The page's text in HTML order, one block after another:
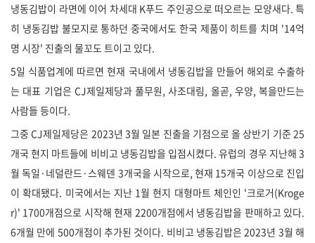
냉동김밥이 라면에 이어 차세대 K푸드 주인공으로 떠오르는 모양새다. 특
히 냉동김밥 불모지로 통하던 중국에서도 한국 제품이 히트를 치며 '14억
명 시장' 진출의 물꼬도 트이고 있다.
5일 식품업계에 따르면 현재 국내에서 냉동김밥을 만들어 해외로 수출하
는 대표 기업은 CJ제일제당과 풀무원, 사조대림, 올곧, 우양, 복을만드는
사람들 등이다.
그중 CJ제일제당은 2023년 3월 일본 진출을 기점으로 올 상반기 기준 25
개국 현지 마트들에 비비고 냉동김밥을 입점시켰다. 유럽의 경우 지난해 3
월 독일·네덜란드·스웨덴 3개국을 시작으로, 현재 15개국 이상으로 진입
이 확대됐다. 미국에서는 지난 1월 현지 대형마트 체인인 '크로거(Kroge
r)' 1700개점으로 시작해 현재 2200개점에서 냉동김밥을 판매하고 있다.
6개월 만에 500개점이 추가된 것이다. 비비고 냉동김밥은 2023년 3월 해